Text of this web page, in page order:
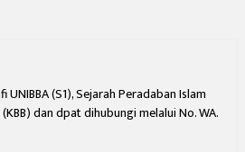
(S1), Sejarah Peradaban Islam
dan dpat dihubungi melalui No. WA.